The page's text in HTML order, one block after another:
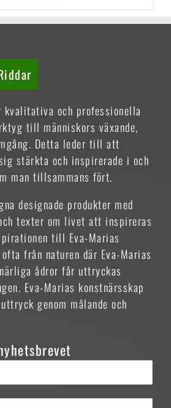
kvalitativa och professionella
till människors växande,
Detta leder till att
stärkta och inspirerade i och
man tillsammans fört.
designade produkter med
texter om livet att inspireras
till Eva-Marias
från naturen där Eva-Marias
ådror får uttryckas
Eva-Marias konstnärsskap
genom målande och